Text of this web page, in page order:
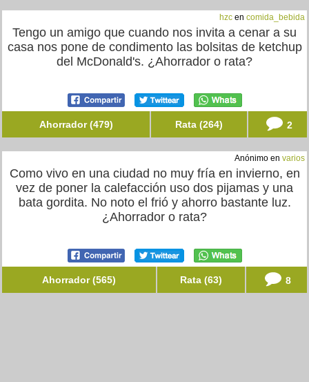
hzc en comida_bebida
Tengo un amigo que cuando nos invita a cenar a su
casa nos pone de condimento las bolsitas de ketchup
del McDonald's. ¿Ahorrador o rata?
Ahorrador (479) Rata (264) 2
Anónimo en varios
Como vivo en una ciudad no muy fría en invierno, en
vez de poner la calefacción uso dos pijamas y una
bata gordita. No noto el frió y ahorro bastante luz.
¿Ahorrador o rata?
Ahorrador (565) Rata (63) 8